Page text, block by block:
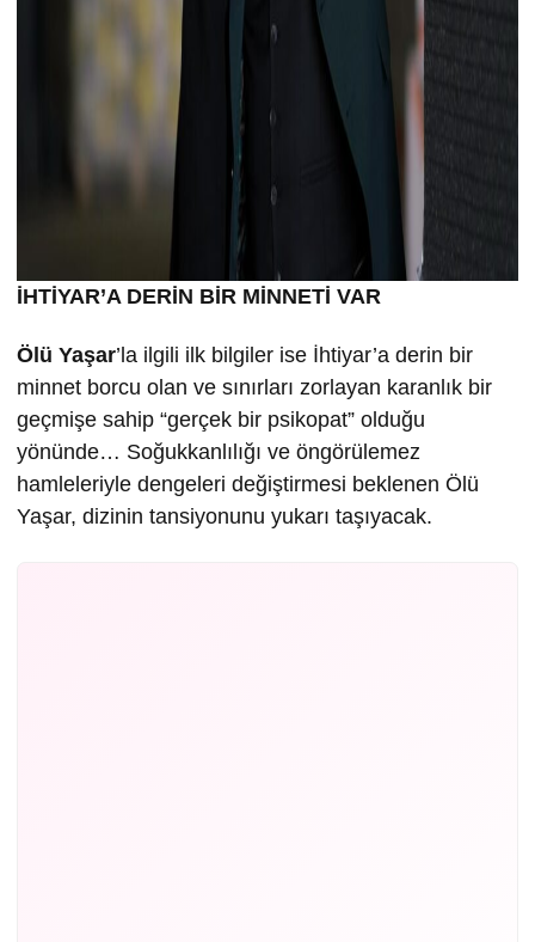
İHTİYAR’A DERİN BİR MİNNETİ VAR
Ölü Yaşar’la ilgili ilk bilgiler ise İhtiyar’a derin bir
minnet borcu olan ve sınırları zorlayan karanlık bir
geçmişe sahip “gerçek bir psikopat” olduğu
yönünde… Soğukkanlılığı ve öngörülemez
hamleleriyle dengeleri değiştirmesi beklenen Ölü
Yaşar, dizinin tansiyonunu yukarı taşıyacak.